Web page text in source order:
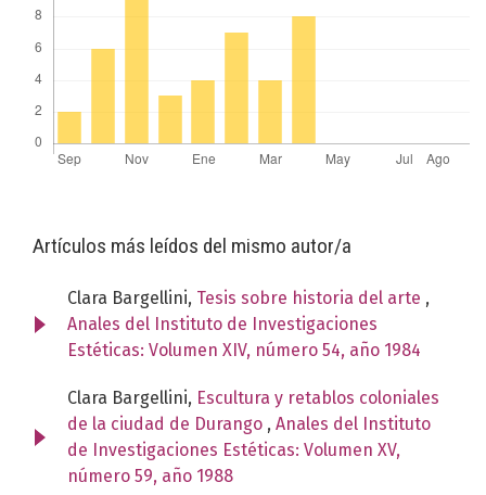
Artículos más leídos del mismo autor/a
Clara Bargellini, Tesis sobre historia del arte ,
Anales del Instituto de Investigaciones
Estéticas: Volumen XIV, número 54, año 1984
Clara Bargellini, Escultura y retablos coloniales
de la ciudad de Durango , Anales del Instituto
de Investigaciones Estéticas: Volumen XV,
número 59, año 1988